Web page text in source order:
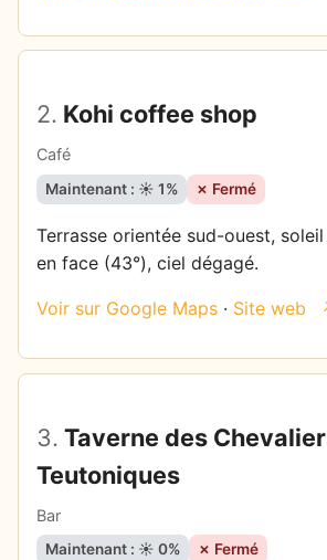
2. Kohi coffee shop
Café
Maintenant : ☀️ 1% ✗ Fermé
Terrasse orientée sud-ouest,
en face (43°), ciel dégagé.
Voir sur Google Maps · Site web
3. Taverne des
Teutoniques
Bar
Maintenant : ☀️ 0% ✗ Fermé